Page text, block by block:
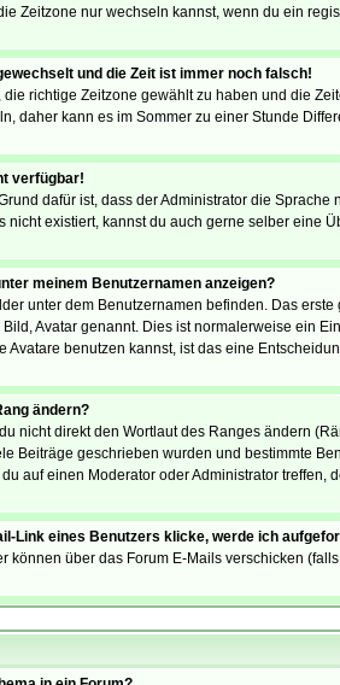
Zeitzone nur wechseln kannst, wenn du ein
und die Zeit ist immer noch falsch!
richtige Zeitzone gewählt zu haben und die
daher kann es im Sommer zu einer Stunde
verfügbar!
dafür ist, dass der Administrator die
nicht existiert, kannst du auch gerne selber eine
meinem Benutzernamen anzeigen?
unter dem Benutzernamen befinden. Das
Avatar genannt. Dies ist normalerweise ein
Avatare benutzen kannst, ist das eine
ändern?
nicht direkt den Wortlaut des Ranges ändern
Beiträge geschrieben wurden und bestimmte
auf einen Moderator oder Administrator treffen,
Link eines Benutzers klicke, werde ich
können über das Forum E-Mails verschicken